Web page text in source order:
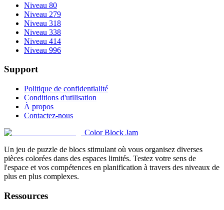
Niveau 80
Niveau 279
Niveau 318
Niveau 338
Niveau 414
Niveau 996
Support
Politique de confidentialité
Conditions d'utilisation
À propos
Contactez-nous
Color Block Jam
Un jeu de puzzle de blocs stimulant où vous organisez diverses
pièces colorées dans des espaces limités. Testez votre sens de
l'espace et vos compétences en planification à travers des niveaux de
plus en plus complexes.
Ressources